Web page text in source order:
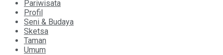
Pariwisata
Profil
Seni & Budaya
Sketsa
Taman
Umum